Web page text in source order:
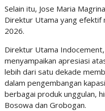
Selain itu, Jose Maria
Direktur Utama yang efektif
2026.
Direktur Utama
menyampaikan apresiasi
lebih dari satu dekade
dalam pengembangan
berbagai produk unggulan,
Bosowa dan Grobogan.